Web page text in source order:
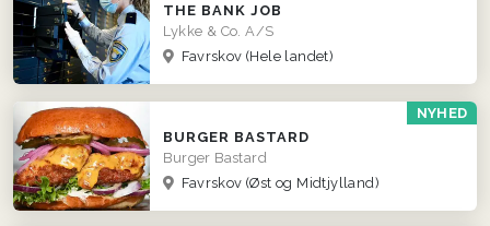
THE BANK JOB
Lykke & Co. A/S
Favrskov (Hele landet)
NYHED
BURGER BASTARD
Burger Bastard
Favrskov (Øst og Midtjylland)